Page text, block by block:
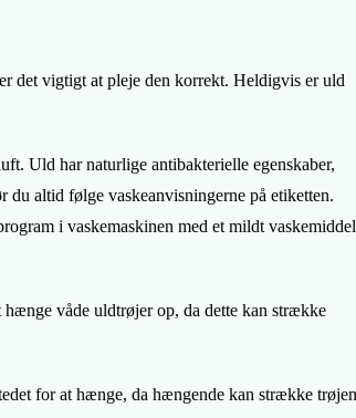
det vigtigt at pleje den korrekt. Heldigvis er uld
Uld har naturlige antibakterielle egenskaber,
altid følge vaskeanvisningerne på etiketten.
i vaskemaskinen med et mildt vaskemiddel
våde uldtrøjer op, da dette kan strække
for at hænge, da hængende kan strække trøjen